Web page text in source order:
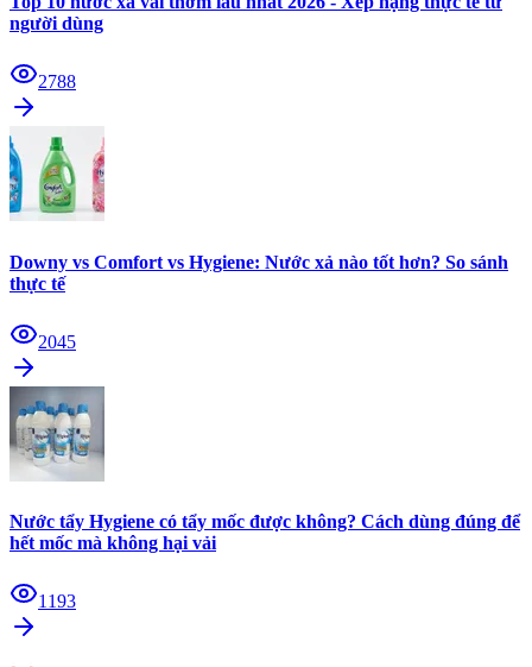
người dùng
2788
Downy vs Comfort vs Hygiene: Nước xả nào tốt hơn? So sánh
thực tế
2045
Nước tẩy Hygiene có tẩy mốc được không? Cách dùng đúng để
hết mốc mà không hại vải
1193